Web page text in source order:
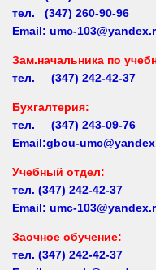
тел. (347) 260-90-96
Email: umc-
Зам.начальника по
тел. (347) 242-42-37
Бухгалтерия:
тел. (347) 243-09-76
Email:gbou-
Учебный отдел:
тел. (347) 242-42-37
Email: umc-
Заочное обучение:
тел. (347) 242-42-37